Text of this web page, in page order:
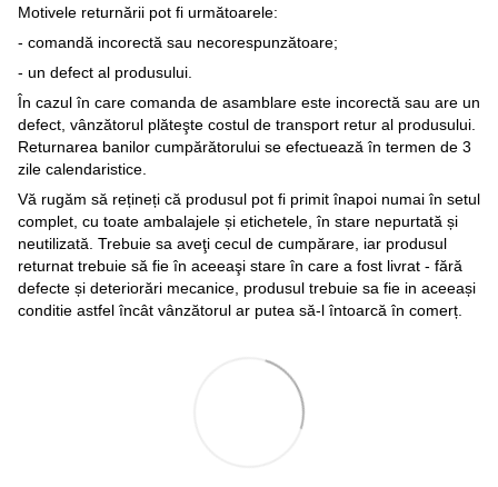
Motivele returnării pot fi următoarele:
- comandă incorectă sau necorespunzătoare;
- un defect al produsului.
În cazul în care comanda de asamblare este incorectă sau are un
defect, vânzătorul plăteşte costul de transport retur al produsului.
Returnarea banilor cumpărătorului se efectuează în termen de 3
zile calendaristice.
Vă rugăm să rețineți că produsul pot fi primit înapoi numai în setul
complet, cu toate ambalajele și etichetele, în stare nepurtată și
neutilizată. Trebuie sa aveţi cecul de cumpărare, iar produsul
returnat trebuie să fie în aceeaşi stare în care a fost livrat - fără
defecte și deteriorări mecanice, produsul trebuie sa fie in aceeași
conditie astfel încât vânzătorul ar putea să-l întoarcă în comerț.